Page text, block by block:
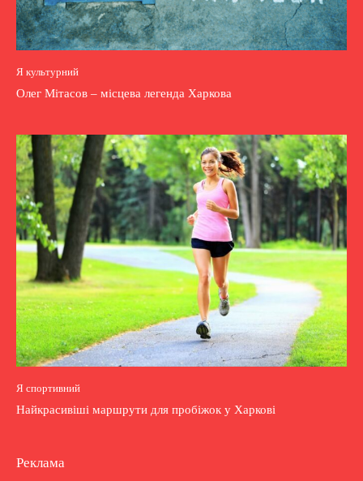
Я культурний
Олег Мітасов – місцева легенда Харкова
Я спортивний
Найкрасивіші маршрути для пробіжок у Харкові
Реклама